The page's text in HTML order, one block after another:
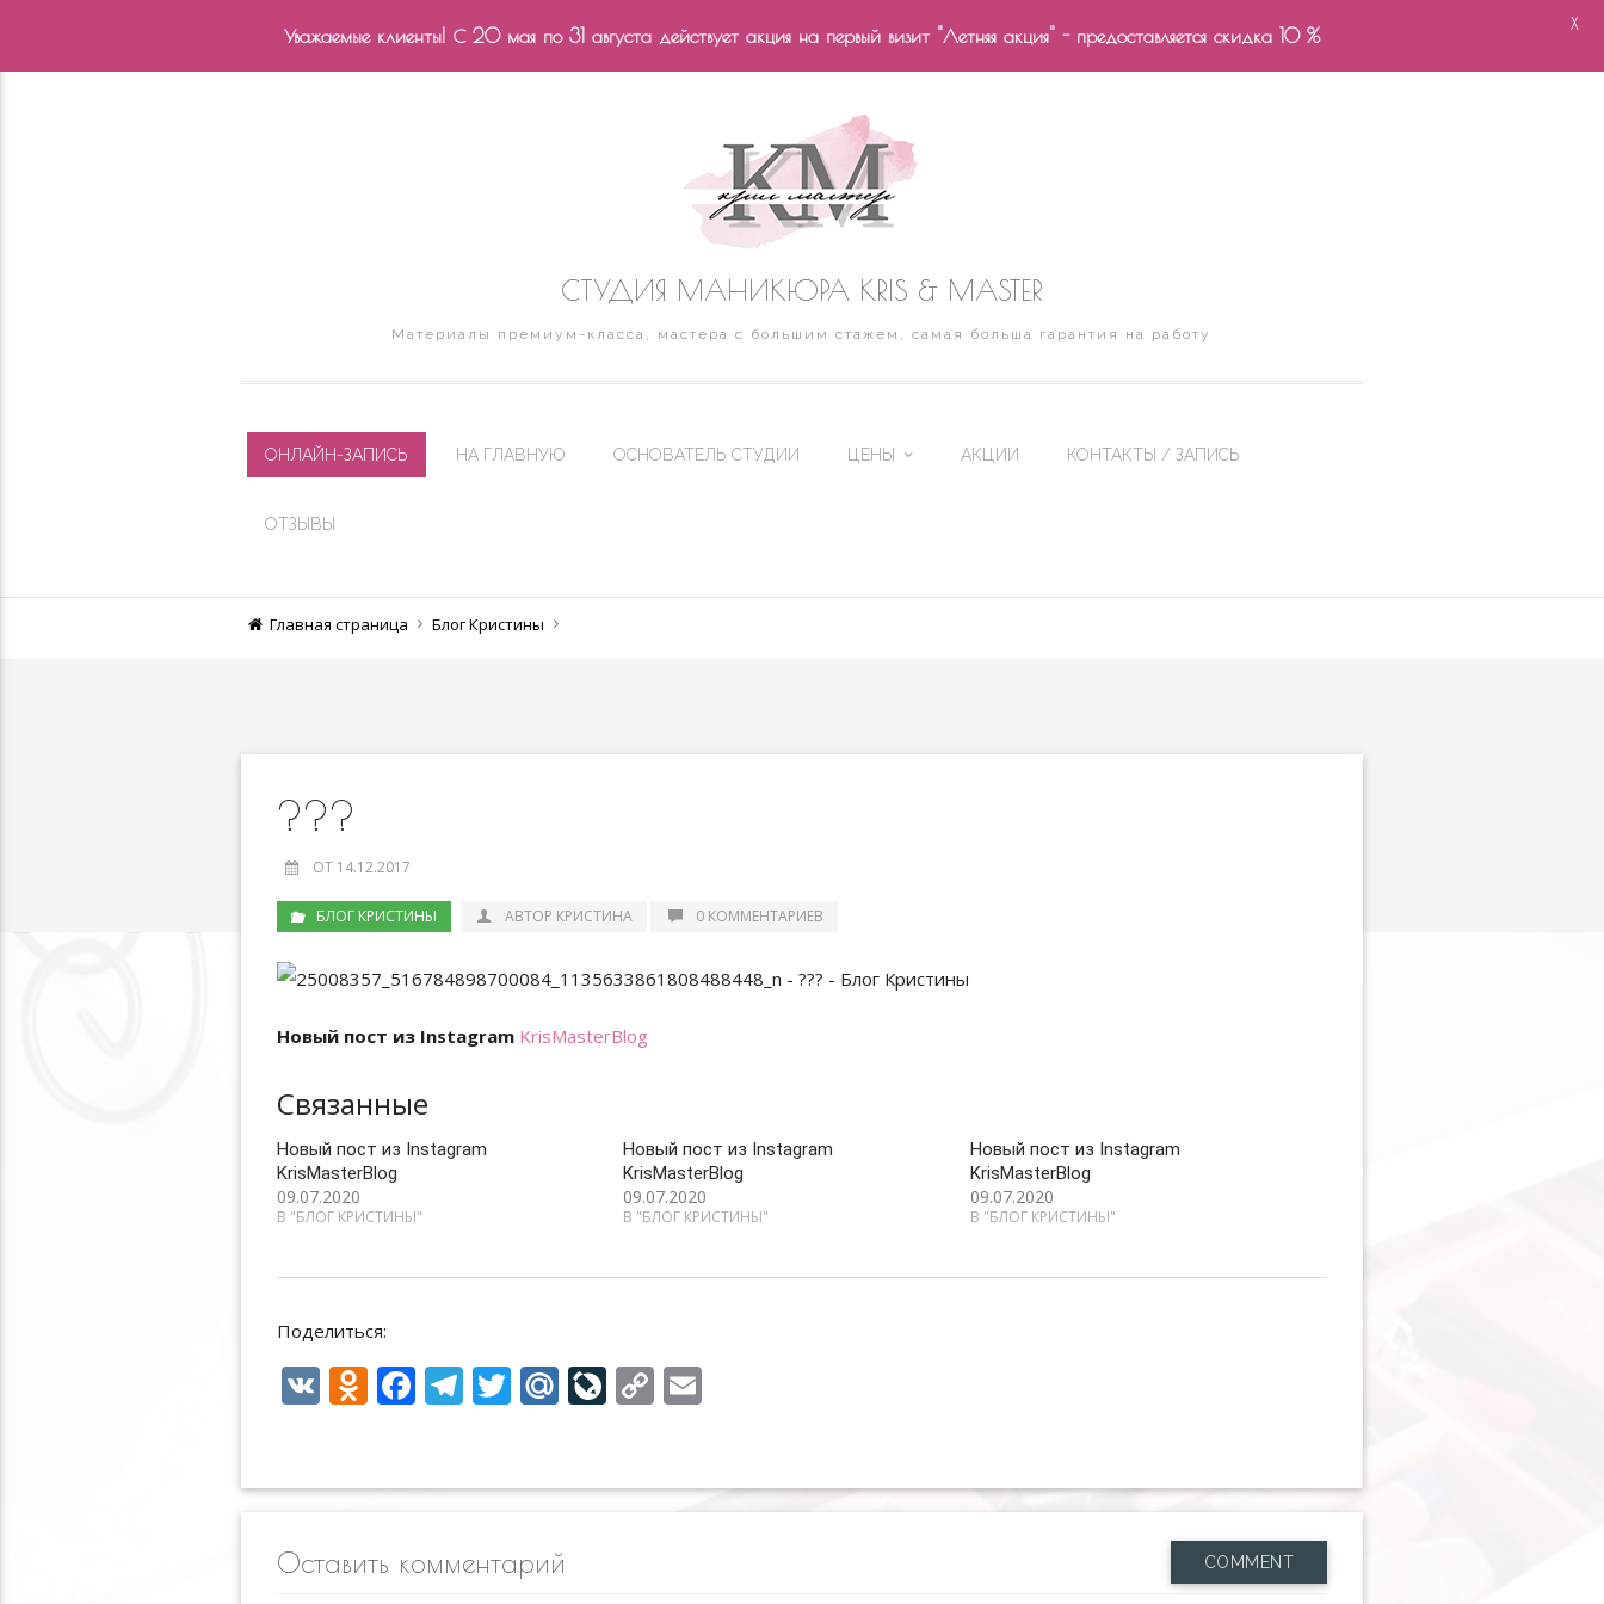
СТУДИЯ МАНИКЮРА KRIS & MASTER
Материалы премиум-класса, мастера с большим стажем, самая больша гарантия на работу
ОНЛАЙН-ЗАПИСЬ НА ГЛАВНУЮ ОСНОВАТЕЛЬ СТУДИИ ЦЕНЫ АКЦИИ КОНТАКТЫ / ЗАПИСЬ
ОТЗЫВЫ
Главная страница Блог Кристины
???
ОТ 14.12.2017
БЛОГ КРИСТИНЫ АВТОР КРИСТИНА 0 КОММЕНТАРИЕВ
Новый пост из Instagram KrisMasterBlog
Связанные
Новый пост из Instagram
KrisMasterBlog
09.07.2020
В "БЛОГ КРИСТИНЫ"
Новый пост из Instagram
KrisMasterBlog
09.07.2020
В "БЛОГ КРИСТИНЫ"
Новый пост из Instagram
KrisMasterBlog
09.07.2020
В "БЛОГ КРИСТИНЫ"
Поделиться:
V O
o
as
F
b
o
T
gr
m
T
er
M
R
Li
o
C
y
E
l
Оставить комментарий COMMENT
Уважаемые клиенты! С 20 мая по 31 августа действует акция на первый визит "Летняя акция" - предоставляется скидка 10 %
X